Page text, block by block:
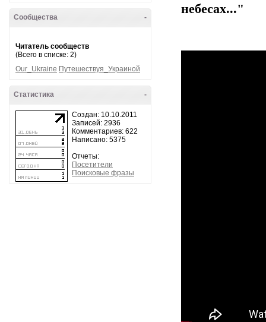
-
Сообщества
Читатель сообществ
(Всего в списке: 2)
Our_Ukraine Путешествуя_Украиной
-
Статистика
Создан: 10.10.2011
Записей: 2936
Комментариев: 622
Написано: 5375
Отчеты:
Посетители
Поисковые фразы
небесах..."